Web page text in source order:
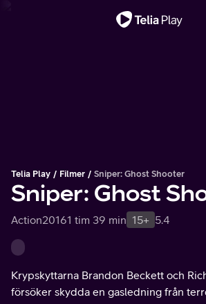
Telia Play Filmer Sniper: Ghost Shooter
Sniper: Ghost
Action20161 tim 39 min 15+ 5.4
Krypskyttarna Brandon Beckett och
försöker skydda en gasledning från